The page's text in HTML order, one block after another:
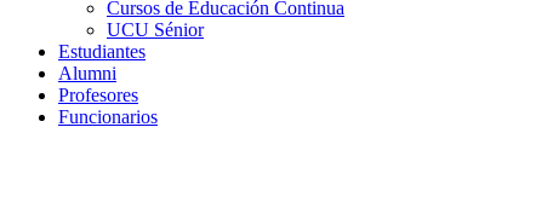
Cursos de Educación Continua
UCU Sénior
Estudiantes
Alumni
Profesores
Funcionarios